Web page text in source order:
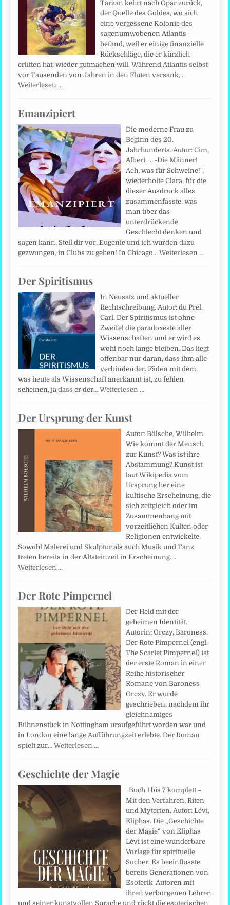
Tarzan kehrt nach Opar zurück,
der Quelle des Goldes, wo sich
eine vergessene Kolonie des
sagenumwobenen Atlantis
befand, weil er einige finanzielle
Rückschläge, die er kürzlich
erlitten hat, wieder gutmachen will. Während Atlantis selbst
vor Tausenden von Jahren in den Fluten versank,…
Weiterlesen …
Emanzipiert
Die moderne Frau zu
Beginn des 20.
Jahrhunderts. Autor: Cim,
Albert. ... -Die Männer!
Ach, was für Schweine!",
wiederholte Clara, für die
dieser Ausdruck alles
zusammenfasste, was
man über das
unterdrückende
Geschlecht denken und
sagen kann. Stell dir vor, Eugenie und ich wurden dazu
gezwungen, in Clubs zu gehen! In Chicago…Weiterlesen …
Der Spiritismus
In Neusatz und aktueller
Rechtschreibung. Autor: du Prel,
Carl. Der Spiritismus ist ohne
Zweifel die paradoxeste aller
Wissenschaften und er wird es
wohl noch lange bleiben. Das liegt
offenbar nur daran, dass ihm alle
verbindenden Fäden mit dem,
was heute als Wissenschaft anerkannt ist, zu fehlen
scheinen, ja dass er der…Weiterlesen …
Der Ursprung der Kunst
Autor: Bölsche, Wilhelm.
Wie kommt der Mensch
zur Kunst? Was ist ihre
Abstammung? Kunst ist
laut Wikipedia vom
Ursprung her eine
kultische Erscheinung, die
sich zeitgleich oder im
Zusammenhang mit
vorzeitlichen Kulten oder
Religionen entwickelte.
Sowohl Malerei und Skulptur als auch Musik und Tanz
treten bereits in der Altsteinzeit in Erscheinung.…
Weiterlesen …
Der Rote Pimpernel
Der Held mit der
geheimen Identität.
Autorin: Orczy, Baroness.
Der Rote Pimpernel (engl.
The Scarlet Pimpernel) ist
der erste Roman in einer
Reihe historischer
Romane von Baroness
Orczy. Er wurde
geschrieben, nachdem ihr
gleichnamiges
Bühnenstück in Nottingham uraufgeführt worden war und
in London eine lange Aufführungzeit erlebte. Der Roman
spielt zur…Weiterlesen …
Geschichte der Magie
Buch 1 bis 7 komplett –
Mit den Verfahren, Riten
und Myterien. Autor: Lévi,
Eliphas. Die „Geschichte
der Magie“ von Eliphas
Lèvi ist eine wunderbare
Vorlage für spirituelle
Sucher. Es beeinflusste
bereits Generationen von
Esoterik-Autoren mit
ihren verborgenen Lehren
und seiner kunstvollen Sprache und rückt die esoterischen